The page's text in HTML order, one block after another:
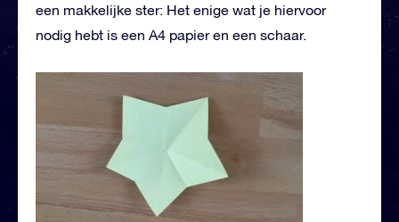
een makkelijke ster: Het enige wat je hiervoor
nodig hebt is een A4 papier en een schaar.